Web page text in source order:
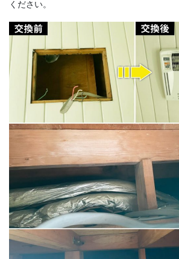
ください。